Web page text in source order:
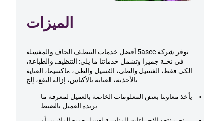
الميزات
توفر شركة 5asec أفضل خدمات التنظيف الجاف والمغسلة
في نخلة جميرا وتشمل خدماتنا ما يلي: التنظيف والطباعة،
الكي فقط، الغسيل والطي، الغسيل والطي، ماكسيما، العناية
بالأحذية، العناية بالأكياس، إزالة البقع، إلخ
يأخذ معاوننا بعض المعلومات الخاصة بالعميل لمعرفة ما
يريده العميل بالضبط